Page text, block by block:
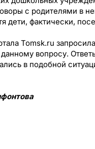
с родителями в
дети, фактически,
Tomsk.ru
вопросу.
в подобной